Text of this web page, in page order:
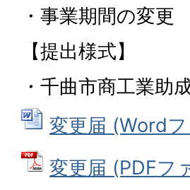
・事業期間の変更
【提出様式】
・千曲市商工業助
変更届 (Word
変更届 (PDFフ